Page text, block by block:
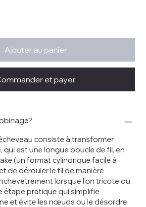
Ajouter au panier
et payer
consiste à transformer
qui est une longue boucle de fil, en
(un format cylindrique facile à
de dérouler le fil de manière
lorsque l'on tricote ou
étape pratique qui simplifie
et évite les nœuds ou le désordre.